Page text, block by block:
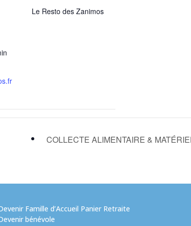
Le Resto des Zanimos
COLLECTE ALIMENTAIRE &
Famille d’Accueil Panier Retraite
bénévole